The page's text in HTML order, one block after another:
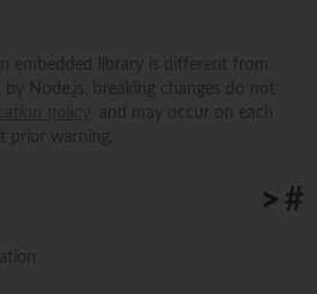
#
>
>
>
>
>
>
>
>
>
>